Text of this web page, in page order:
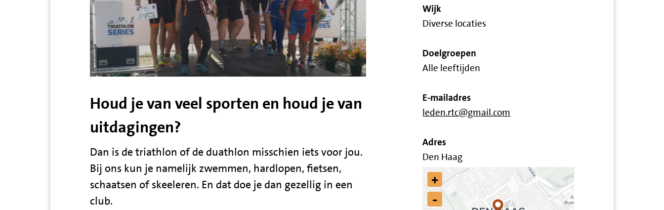
Houd je van veel sporten en houd je van
uitdagingen?
Dan is de triathlon of de duathlon misschien iets voor jou.
Bij ons kun je namelijk zwemmen, hardlopen, fietsen,
schaatsen of skeeleren. En dat doe je dan gezellig in een
club.
Wijk
Diverse locaties
Doelgroepen
Alle leeftijden
E-mailadres
leden.rtc@gmail.com
Adres
Den Haag
+
-